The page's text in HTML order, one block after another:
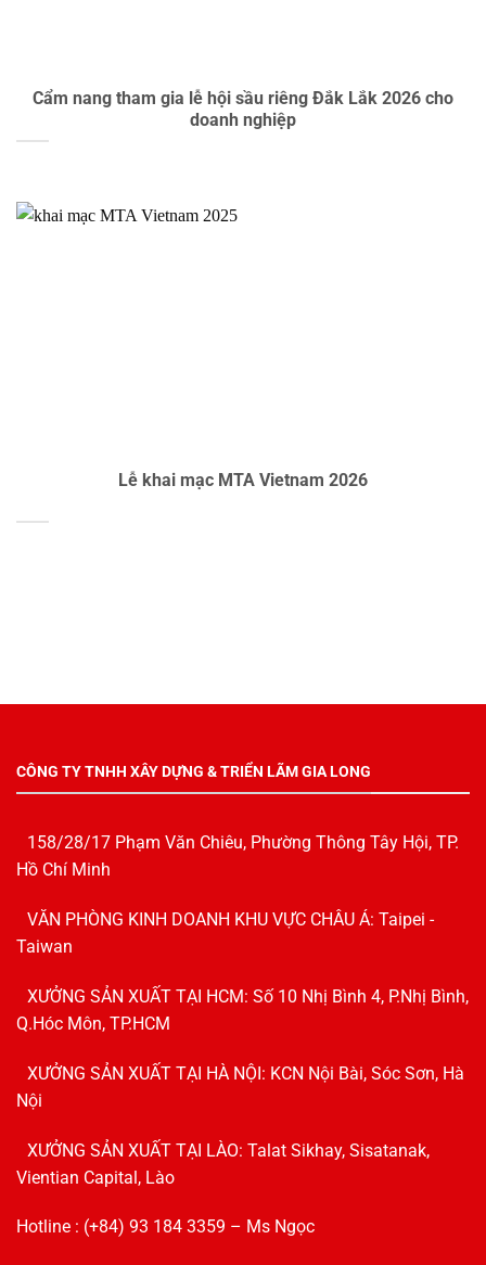
Cẩm nang tham gia lễ hội sầu riêng Đắk Lắk 2026 cho
doanh nghiệp
Lễ khai mạc MTA Vietnam 2026
CÔNG TY TNHH XÂY DỰNG & TRIỂN LÃM GIA LONG
158/28/17 Phạm Văn Chiêu, Phường Thông Tây Hội, TP.
Hồ Chí Minh
VĂN PHÒNG KINH DOANH KHU VỰC CHÂU Á: Taipei -
Taiwan
XƯỞNG SẢN XUẤT TẠI HCM: Số 10 Nhị Bình 4, P.Nhị Bình,
Q.Hóc Môn, TP.HCM
XƯỞNG SẢN XUẤT TẠI HÀ NỘI: KCN Nội Bài, Sóc Sơn, Hà
Nội
XƯỞNG SẢN XUẤT TẠI LÀO: Talat Sikhay, Sisatanak,
Vientian Capital, Lào
Hotline : (+84) 93 184 3359 – Ms Ngọc